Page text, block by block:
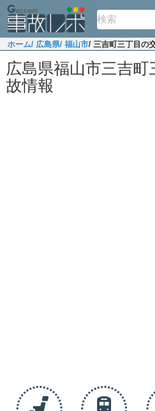
ホーム/ 広島県/ 福山市/ 三吉町三丁目の
広島県福山市三吉
故情報